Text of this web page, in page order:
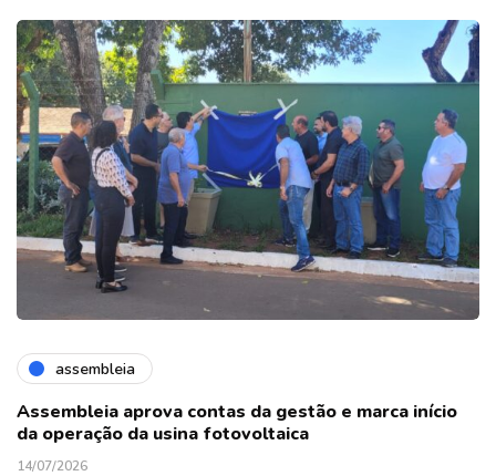
assembleia
Assembleia aprova contas da gestão e marca início
da operação da usina fotovoltaica
14/07/2026